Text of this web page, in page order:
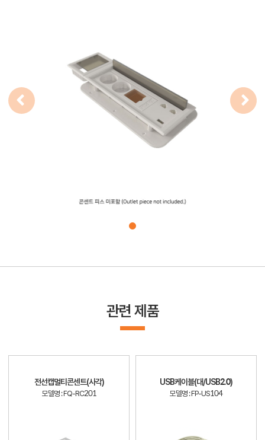
관련 제품
전선캡멀티콘센트(사각)
모델명 : FQ-RC201
USB케이블(대/USB2.0)
모델명 : FP-US104